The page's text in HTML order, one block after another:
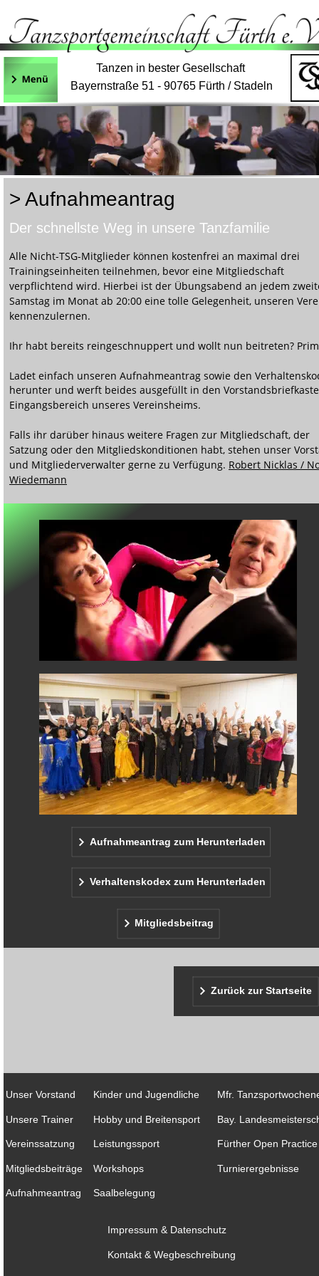
Bayernstraße 51 - 90765 Fürth / Stadeln
Tanzen in bester Gesellschaft
Unser Vorstand
Unsere Trainer
Vereinssatzung
Mitgliedsbeiträge
Aufnahmeantrag
Kinder und Jugendliche
Hobby und Breitensport
Leistungssport
Workshops
Saalbelegung
Mfr.
Bay.
Fürther Open Practice
Turnierergebnisse
Impressum & Datenschutz
Kontakt & Wegbeschreibung
> Aufnahmeantrag
Der schnellste Weg in unsere Tanzfamilie
Alle Nicht-TSG-Mitglieder können kostenfrei an maximal drei
Trainingseinheiten teilnehmen, bevor eine Mitgliedschaft
verpflichtend wird. Hierbei ist der Übungsabend an jedem
Samstag im Monat ab 20:00 eine tolle Gelegenheit, unseren
kennenzulernen.
Ihr habt bereits reingeschnuppert und wollt nun beitreten?
Ladet einfach unseren Aufnahmeantrag sowie den
herunter und werft beides ausgefüllt in den
Eingangsbereich unseres Vereinsheims.
Falls ihr darüber hinaus weitere Fragen zur Mitgliedschaft, der
Satzung oder den Mitgliedskonditionen habt, stehen unser
und Mitgliederverwalter gerne zu Verfügung. Robert Nicklas /
Wiedemann
Mitgliedsbeitrag
Verhaltenskodex zum Herunterladen
Aufnahmeantrag zum Herunterladen
Zurück zur Startseite